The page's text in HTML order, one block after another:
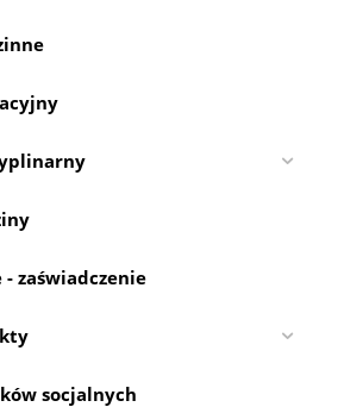
zaświadczenie
socjalnych